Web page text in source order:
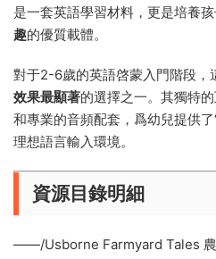
是一套英語學習材料，更是培養
趣的優質載體。
對于2-6歲的英語啓蒙入門階段，
效果最顯著的選擇之一。其獨特
和專業的音頻配套，爲幼兒提供
理想語言輸入環境。
資源目錄明細
——/Usborne Farmyard Tales 農